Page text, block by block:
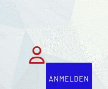
ANMELDEN